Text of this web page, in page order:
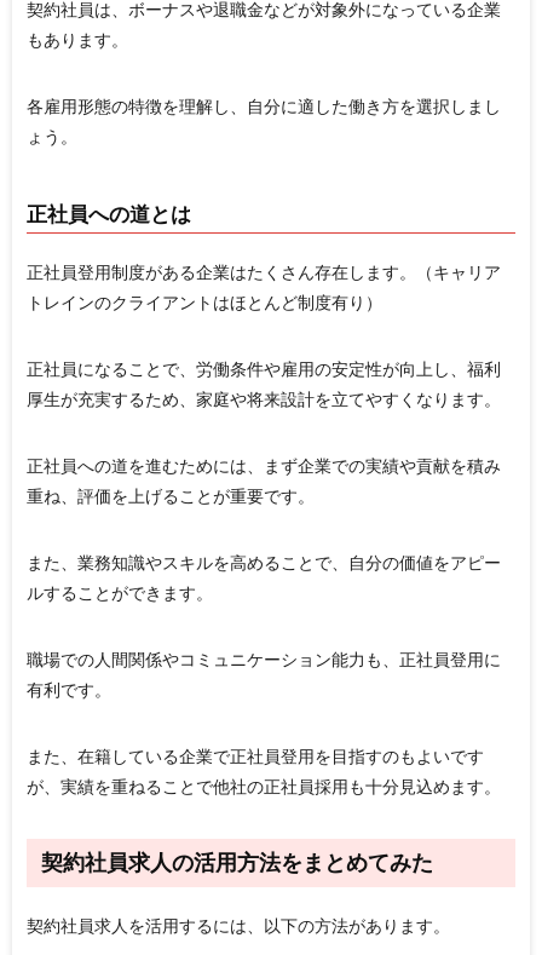
契約社員は、ボーナスや退職金などが対象外になっている企業
もあります。
各雇用形態の特徴を理解し、自分に適した働き方を選択しまし
ょう。
正社員への道とは
正社員登用制度がある企業はたくさん存在します。（キャリア
トレインのクライアントはほとんど制度有り）
正社員になることで、労働条件や雇用の安定性が向上し、福利
厚生が充実するため、家庭や将来設計を立てやすくなります。
正社員への道を進むためには、まず企業での実績や貢献を積み
重ね、評価を上げることが重要です。
また、業務知識やスキルを高めることで、自分の価値をアピー
ルすることができます。
職場での人間関係やコミュニケーション能力も、正社員登用に
有利です。
また、在籍している企業で正社員登用を目指すのもよいです
が、実績を重ねることで他社の正社員採用も十分見込めます。
契約社員求人の活用方法をまとめてみた
契約社員求人を活用するには、以下の方法があります。